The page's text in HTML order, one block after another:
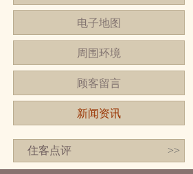
电子地图
周围环境
顾客留言
新闻资讯
住客点评 >>